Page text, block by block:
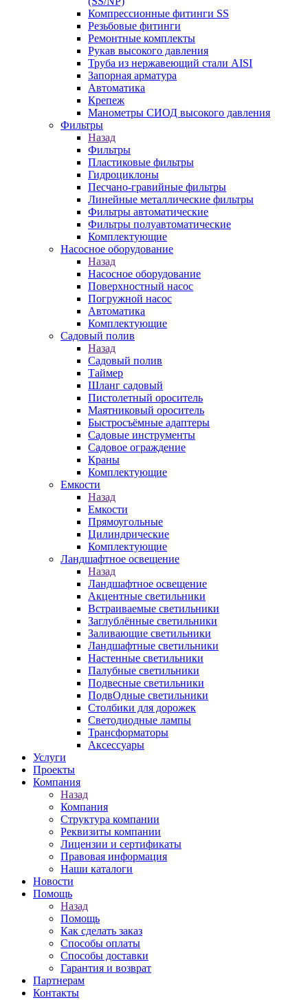
Компрессионные фитинги SS
Резьбовые фитинги
Ремонтные комплекты
Рукав высокого давления
Труба из нержавеющий стали AISI
Запорная арматура
Автоматика
Крепеж
Манометры СИОД высокого давления
Фильтры
Назад
Фильтры
Пластиковые фильтры
Гидроциклоны
Песчано-гравийные фильтры
Линейные металлические фильтры
Фильтры автоматические
Фильтры полуавтоматические
Комплектующие
Насосное оборудование
Назад
Насосное оборудование
Поверхностный насос
Погружной насос
Автоматика
Комплектующие
Садовый полив
Назад
Садовый полив
Таймер
Шланг садовый
Пистолетный ороситель
Маятниковый ороситель
Быстросъёмные адаптеры
Садовые инструменты
Садовое ограждение
Краны
Комплектующие
Емкости
Назад
Емкости
Прямоугольные
Цилиндрические
Комплектующие
Ландшафтное освещение
Назад
Ландшафтное освещение
Акцентные светильники
Встраиваемые светильники
Заглублённые светильники
Заливающие светильники
Ландшафтные светильники
Настенные светильники
Палубные светильники
Подвесные светильники
ПодвОдные светильники
Столбики для дорожек
Светодиодные лампы
Трансформаторы
Аксессуары
Услуги
Проекты
Компания
Назад
Компания
Структура компании
Реквизиты компании
Лицензии и сертификаты
Правовая информация
Наши каталоги
Новости
Помощь
Назад
Помощь
Как сделать заказ
Способы оплаты
Способы доставки
Гарантия и возврат
Партнерам
Контакты